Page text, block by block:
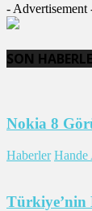
- Advertisement
SON
Nokia 8
Haberler Hande
Türkiye’nin